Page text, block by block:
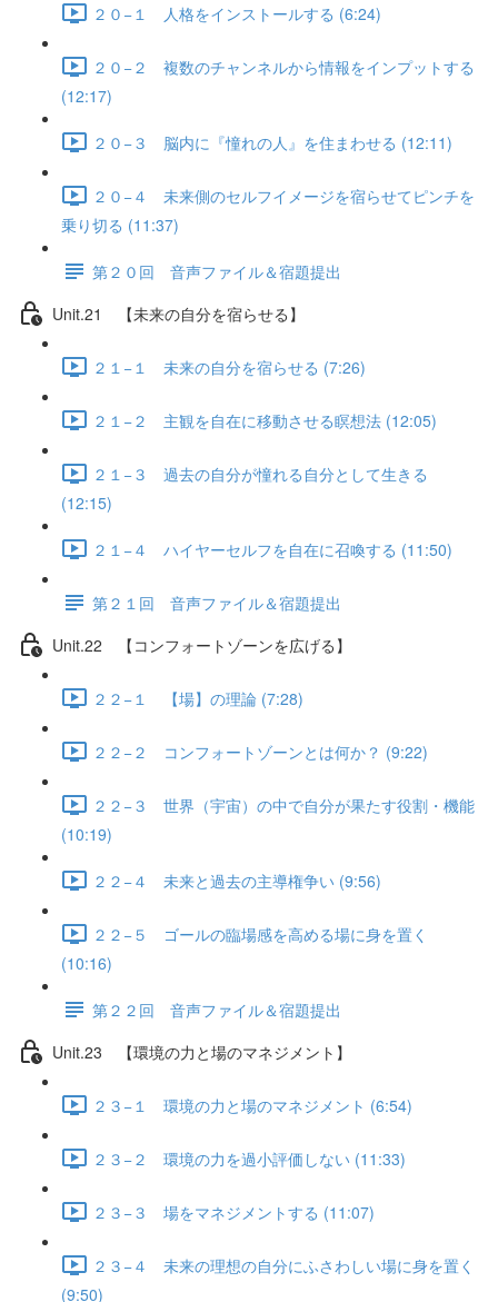
２０−１ 人格をインストールする (6:24)
２０−２ 複数のチャンネルから情報をインプットする
(12:17)
２０−３ 脳内に『憧れの人』を住まわせる (12:11)
２０−４ 未来側のセルフイメージを宿らせてピンチを
乗り切る (11:37)
第２０回 音声ファイル＆宿題提出
Unit.21 【未来の自分を宿らせる】
２１−１ 未来の自分を宿らせる (7:26)
２１−２ 主観を自在に移動させる瞑想法 (12:05)
２１−３ 過去の自分が憧れる自分として生きる
(12:15)
２１−４ ハイヤーセルフを自在に召喚する (11:50)
第２１回 音声ファイル＆宿題提出
Unit.22 【コンフォートゾーンを広げる】
２２−１ 【場】の理論 (7:28)
２２−２ コンフォートゾーンとは何か？ (9:22)
２２−３ 世界（宇宙）の中で自分が果たす役割・機能
(10:19)
２２−４ 未来と過去の主導権争い (9:56)
２２−５ ゴールの臨場感を高める場に身を置く
(10:16)
第２２回 音声ファイル＆宿題提出
Unit.23 【環境の力と場のマネジメント】
２３−１ 環境の力と場のマネジメント (6:54)
２３−２ 環境の力を過小評価しない (11:33)
２３−３ 場をマネジメントする (11:07)
２３−４ 未来の理想の自分にふさわしい場に身を置く
(9:50)